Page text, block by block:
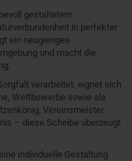
gestaltetem
in perfekter
ein neugieriges
und macht die
verarbeitet, eignet sich
Wettbewerbe sowie als
Vereinsmeister
– diese Scheibe überzeugt
individuelle Gestaltung